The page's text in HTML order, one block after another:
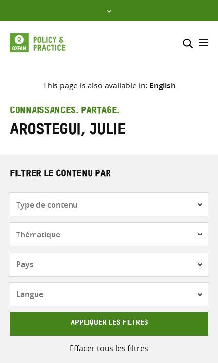
to
content
Sélectionner l’emplacement
Saisir
les
termes
This page is also available in: English
CONNAISSANCES. PARTAGE.
Arostegui, Julie
FILTRER LE CONTENU PAR
contenu
APPLIQUER LES FILTRES
Effacer tous les filtres